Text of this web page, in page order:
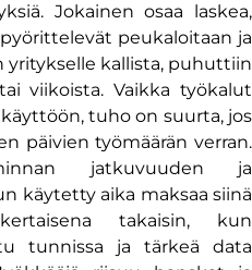
Jokainen osaa laskea,
peukaloitaan ja
kallista, puhuttiin
viikoista. Vaikka työkalut
tuho on suurta, jos
päivien työmäärän verran.
jatkuvuuden ja
käytetty aika maksaa siinä
takaisin, kun
tunnissa ja tärkeä data